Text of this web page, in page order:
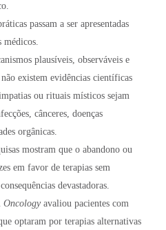
passam a ser apresentadas
médicos.
plausíveis, observáveis e
existem evidências científicas
ou rituais místicos sejam
cânceres, doenças
orgânicas.
mostram que o abandono ou
em favor de terapias sem
devastadoras.
Oncologyavaliou pacientes com
optaram por terapias alternativas